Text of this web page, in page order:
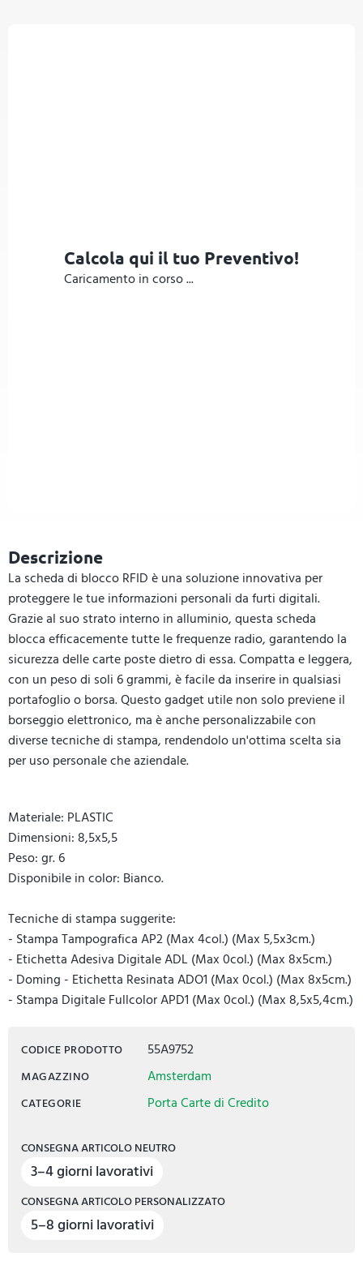
Calcola qui il tuo Preventivo!
Caricamento in corso ...
Descrizione
La scheda di blocco RFID è una soluzione innovativa per
proteggere le tue informazioni personali da furti digitali.
Grazie al suo strato interno in alluminio, questa scheda
blocca efficacemente tutte le frequenze radio, garantendo la
sicurezza delle carte poste dietro di essa. Compatta e leggera,
con un peso di soli 6 grammi, è facile da inserire in qualsiasi
portafoglio o borsa. Questo gadget utile non solo previene il
borseggio elettronico, ma è anche personalizzabile con
diverse tecniche di stampa, rendendolo un'ottima scelta sia
per uso personale che aziendale.
Materiale: PLASTIC
Dimensioni: 8,5x5,5
Peso: gr. 6
Disponibile in color: Bianco.
Tecniche di stampa suggerite:
- Stampa Tampografica AP2 (Max 4col.) (Max 5,5x3cm.)
- Etichetta Adesiva Digitale ADL (Max 0col.) (Max 8x5cm.)
- Doming - Etichetta Resinata ADO1 (Max 0col.) (Max 8x5cm.)
- Stampa Digitale Fullcolor APD1 (Max 0col.) (Max 8,5x5,4cm.)
CODICE PRODOTTO 55A9752
MAGAZZINO Amsterdam
CATEGORIE Porta Carte di Credito
CONSEGNA ARTICOLO NEUTRO
3–4 giorni lavorativi
CONSEGNA ARTICOLO PERSONALIZZATO
5–8 giorni lavorativi